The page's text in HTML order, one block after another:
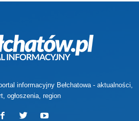
informacyjny Bełchatowa - aktualności,
ogłoszenia, region